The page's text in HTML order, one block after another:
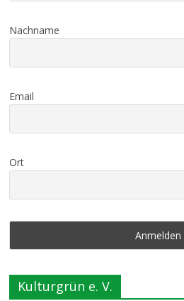
Nachname
Email
Ort
Kulturgrün e. V.